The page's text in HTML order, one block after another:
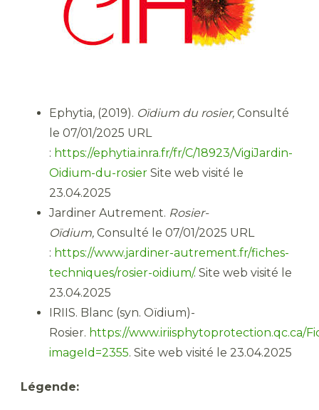
Ephytia, (2019). Oïdium du rosier, Consulté
le 07/01/2025 URL
: https://ephytia.inra.fr/fr/C/18923/VigiJardin-
Oidium-du-rosier Site web visité le
23.04.2025
Jardiner Autrement. Rosier-
Oïdium, Consulté le 07/01/2025 URL
: https://www.jardiner-autrement.fr/fiches-
techniques/rosier-oidium/. Site web visité le
23.04.2025
IRIIS. Blanc (syn. Oïdium)-
Rosier. https://www.iriisphytoprotection.qc.ca/
imageId=2355. Site web visité le 23.04.2025
Légende: